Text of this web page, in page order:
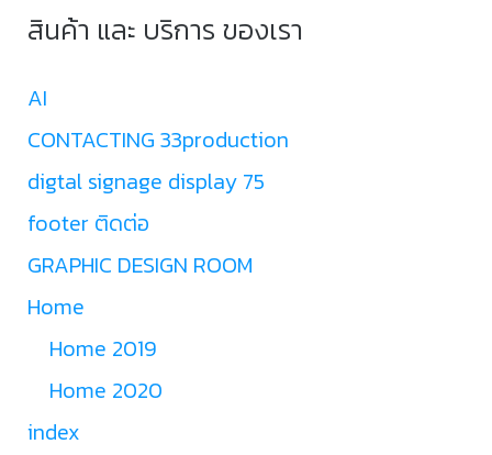
สินค้า และ บริการ ของเรา
AI
CONTACTING 33production
digtal signage display 75
footer ติดต่อ
GRAPHIC DESIGN ROOM
Home
Home 2019
Home 2020
index